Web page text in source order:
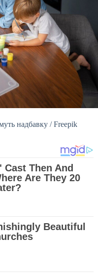
надбавку / Freepik